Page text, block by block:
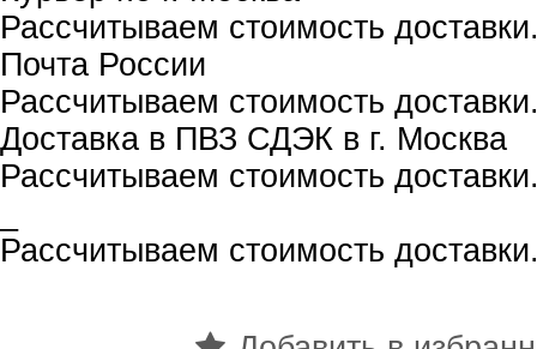
Рассчитываем стоимость
Почта России
Рассчитываем стоимость
Доставка в ПВЗ СДЭК в г. Москва
Рассчитываем стоимость
Рассчитываем стоимость